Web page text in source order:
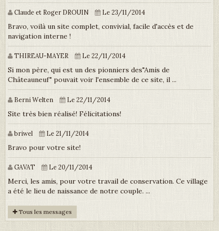
Claude et Roger DROUIN Le 23/11/2014
Bravo, voilà un site complet, convivial, facile d'accès et de
navigation interne !
THIREAU-MAYER Le 22/11/2014
Si mon père, qui est un des pionniers des"Amis de
Châteauneuf" pouvait voir l'ensemble de ce site, il ...
Berni Welten Le 22/11/2014
Site très bien réalisé! Félicitations!
briwel Le 21/11/2014
Bravo pour votre site!
GAVAT Le 20/11/2014
Merci, les amis, pour votre travail de conservation. Ce village
a été le lieu de naissance de notre couple. ...
Tous les messages